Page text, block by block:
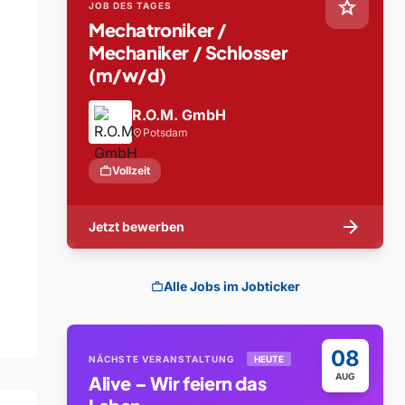
star
JOB DES TAGES
Mechatroniker /
Mechaniker / Schlosser
(m/w/d)
R.O.M. GmbH
location_on Potsdam
workVollzeit
Jetzt bewerben arrow_forward
workAlle Jobs im Jobticker
08
AUG
NÄCHSTE VERANSTALTUNG HEUTE
Alive – Wir feiern das